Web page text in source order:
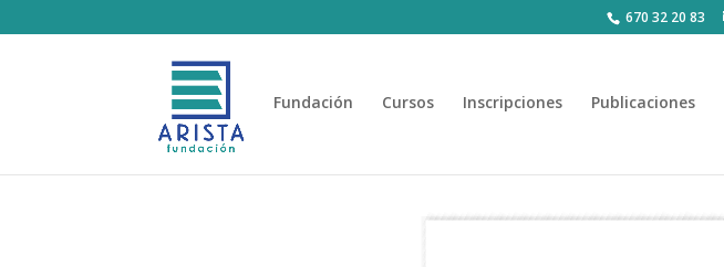
670 32 20 83
Fundación Cursos Inscripciones Publicaciones